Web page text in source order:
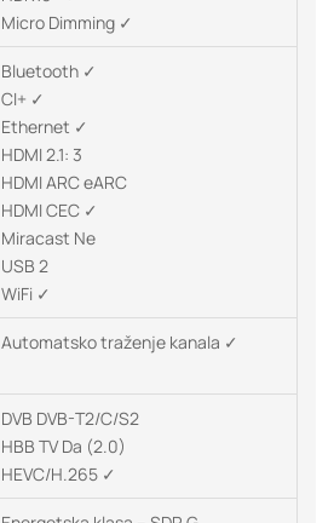
Micro Dimming ✓
Bluetooth ✓
CI+ ✓
Ethernet ✓
HDMI 2.1: 3
HDMI ARC eARC
HDMI CEC ✓
Miracast Ne
USB 2
WiFi ✓
Automatsko traženje kanala ✓
DVB DVB-T2/C/S2
HBB TV Da (2.0)
HEVC/H.265 ✓